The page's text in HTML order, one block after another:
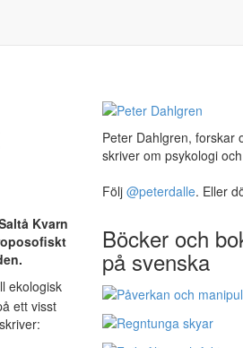
Kvarn
ekologisk
ett visst
Peter Dahlgren, forskar
skriver om psykologi
Följ @peterdalle. Eller
Böcker och
på svenska